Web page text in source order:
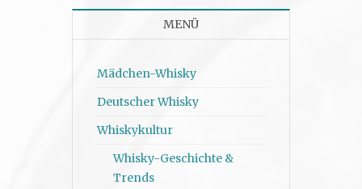
MENÜ
Mädchen-Whisky
Deutscher Whisky
Whiskykultur
Whisky-Geschichte &
Trends